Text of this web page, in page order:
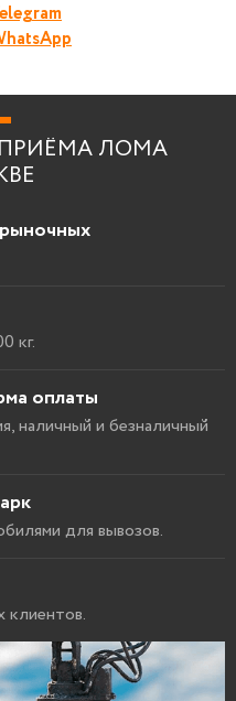
ЛОМА
кг.
оплаты
наличный и безналичный
для вывозов.
клиентов.